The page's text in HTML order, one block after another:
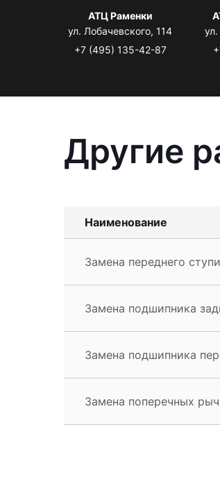
АТЦ Раменки
ул. Лобачевского, 114
+7 (495) 135-42-87
Другие
Наименование
Замена переднего
Замена подшипника
Замена подшипника
Замена поперечных